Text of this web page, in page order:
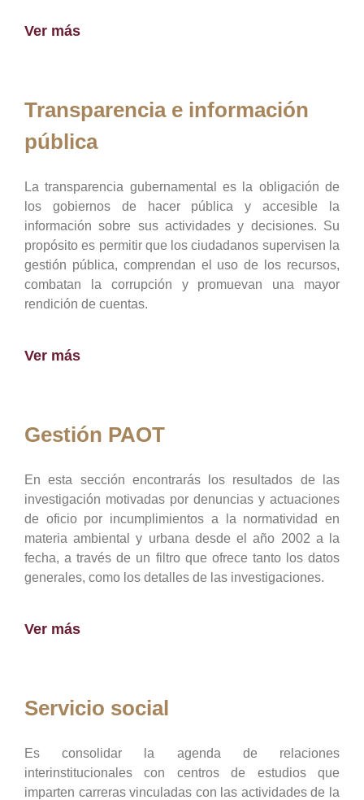
Ver más
Transparencia e información
pública
La transparencia gubernamental es la obligación de
los gobiernos de hacer pública y accesible la
información sobre sus actividades y decisiones. Su
propósito es permitir que los ciudadanos supervisen la
gestión pública, comprendan el uso de los recursos,
combatan la corrupción y promuevan una mayor
rendición de cuentas.
Ver más
Gestión PAOT
En esta sección encontrarás los resultados de las
investigación motivadas por denuncias y actuaciones
de oficio por incumplimientos a la normatividad en
materia ambiental y urbana desde el año 2002 a la
fecha, a través de un filtro que ofrece tanto los datos
generales, como los detalles de las investigaciones.
Ver más
Servicio social
Es consolidar la agenda de relaciones
interinstitucionales con centros de estudios que
imparten carreras vinculadas con las actividades de la